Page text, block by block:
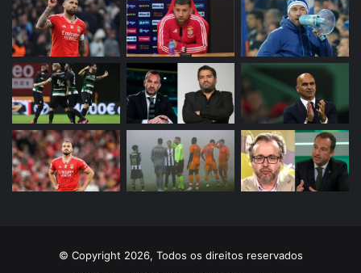
© Copyright 2026, Todos os direitos reservados